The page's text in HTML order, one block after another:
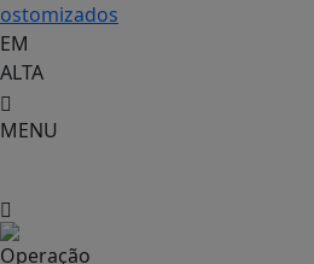
ostomizados
EM
ALTA
MENU